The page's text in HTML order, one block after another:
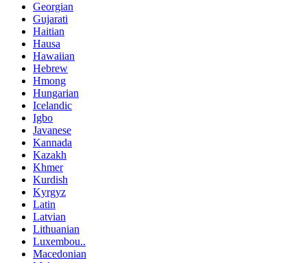
Georgian
Gujarati
Haitian
Hausa
Hawaiian
Hebrew
Hmong
Hungarian
Icelandic
Igbo
Javanese
Kannada
Kazakh
Khmer
Kurdish
Kyrgyz
Latin
Latvian
Lithuanian
Luxembou..
Macedonian